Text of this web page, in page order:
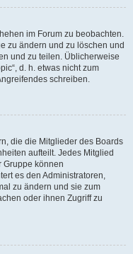
im Forum zu beobachten.
zu ändern und zu löschen und
und zu teilen. Üblicherweise
d. h. etwas nicht zum
schreiben.
die die Mitglieder des Boards
aufteilt. Jedes Mitglied
Gruppe können
es den Administratoren,
zu ändern und sie zum
oder ihnen Zugriff zu